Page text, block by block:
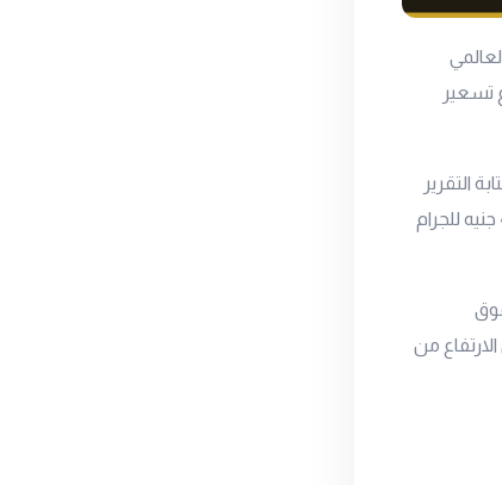
تسعير
وقت كتابة التقرير
عند نفس المستوى، وكان قد انخفض يوم أمس بمقدار 40 جنيه حيث أغلق التداولات عند 4350 جنيه للجرام
الارتفاع من